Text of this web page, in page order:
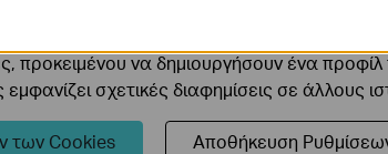
> Omada > Standard Gateways >
> Omada > Standard Gateways
να ρυθμιστούν μέσω του ιστότοπού μας από
προκειμένου να δημιουργήσουν ένα
σχετικές διαφημίσεις σε άλλους
των Cookies Αποθήκευση